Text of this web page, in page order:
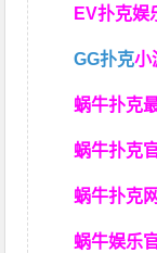
EV扑克娱
GG扑克小
蜗牛扑克
蜗牛扑克
蜗牛扑克
蜗牛娱乐